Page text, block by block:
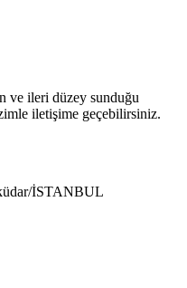
ve ileri düzey sunduğu
iletişime geçebilirsiniz.
İSTANBUL